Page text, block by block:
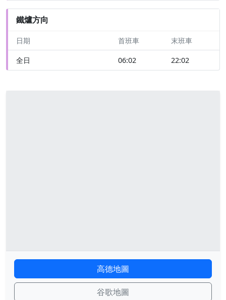
鐵爐方向
日期 首班車 末班車
全日 06:02 22:02
高德地圖
谷歌地圖